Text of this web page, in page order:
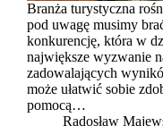
Branża turystyczna
pod uwagę musimy
konkurencję, która w
największe wyzwanie
zadowalających
może ułatwić sobie
pomocą…
Radosław